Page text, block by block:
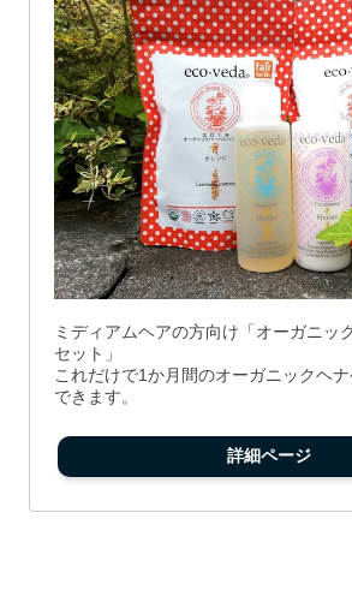
ミディアムヘアの方向け「オーガニッ
セット」
これだけで1か月間のオーガニックヘ
できます。
詳細ページ